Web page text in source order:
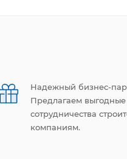
Надежный бизнес-
Предлагаем выгодные
сотрудничества
компаниям.